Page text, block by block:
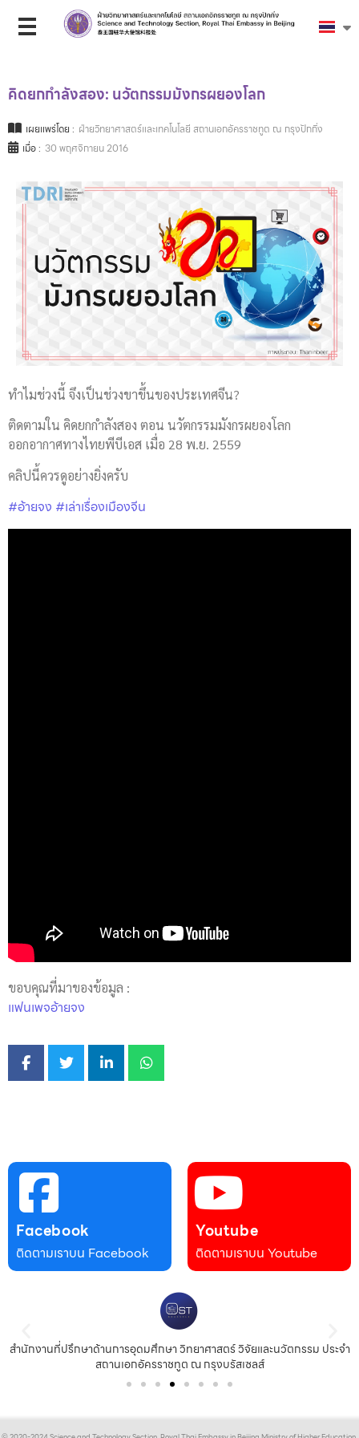
คิดยกกำลังสอง: นวัตกรรมมังกรผยองโลก
เผยแพร่โดย : ฝ่ายวิทยาศาสตร์และเทคโนโลยี สถานเอกอัครราชทูต ณ กรุงปักกิ่ง
เมื่อ : 30 พฤศจิกายน 2016
ทำไมช่วงนี้ จึงเป็นช่วงขาขึ้นของประเทศจีน?
ติดตามใน คิดยกกำลังสอง ตอน นวัตกรรมมังกรผยองโลก
ออกอากาศทางไทยพีบีเอส เมื่อ 28 พ.ย. 2559
คลิปนี้ควรดูอย่างยิ่งครับ
#อ้ายจง #เล่าเรื่องเมืองจีน
ขอบคุณที่มาของข้อมูล :
แฟนเพจอ้ายจง
Facebook
ติดตามเราบน Facebook
Youtube
ติดตามเราบน Youtube
สำนักงานที่ปรึกษาด้านการอุดมศึกษา วิทยาศาสตร์ วิจัยและนวัตกรรม ประจำ
สถานเอกอัครราชทูต ณ กรุงบรัสเซลส์